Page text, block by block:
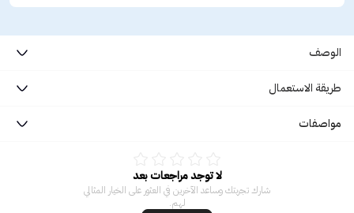
الوصف
طريقة الاستعمال
مواصفات
لا توجد مراجعات بعد
شارك تجربتك وساعد الآخرين في العثور على الخيار المثالي
لهم.